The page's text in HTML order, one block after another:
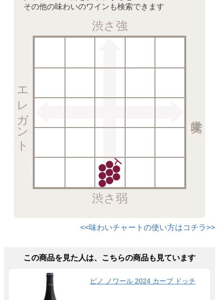
その他の味わいのワインも検索できます
渋さ強
渋さ弱
エレガント
<<味わいチャートの使い方はコチラ>>
この商品を見た人は、こちらの商品も見ています
ピノ ノワール 2024 カーブ ドッチ